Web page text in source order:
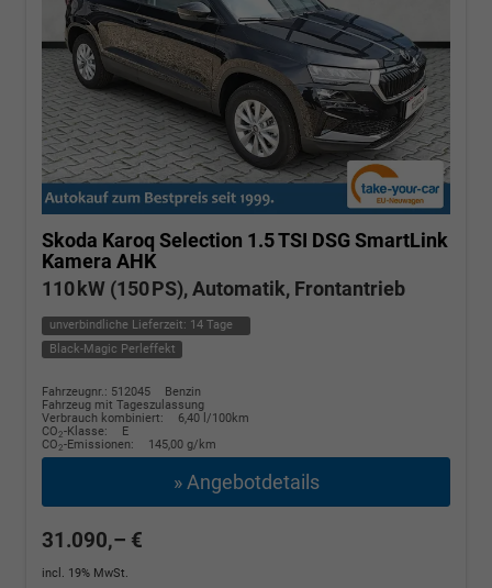
Skoda Karoq Selection 1.5 TSI DSG SmartLink
Kamera AHK
110 kW (150 PS), Automatik, Frontantrieb
unverbindliche Lieferzeit: 14 Tage
Black-Magic Perleffekt
Fahrzeugnr.: 512045
Benzin
Fahrzeug mit Tageszulassung
Verbrauch kombiniert:
6,40 l/100km
CO2-Klasse:
E
CO2-Emissionen: 145,00 g/km
» Angebotdetails
31.090,– €
incl. 19% MwSt.